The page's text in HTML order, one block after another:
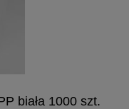
biała 1000 szt.